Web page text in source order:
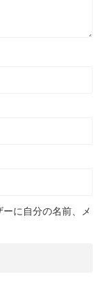
に自分の名前、メ